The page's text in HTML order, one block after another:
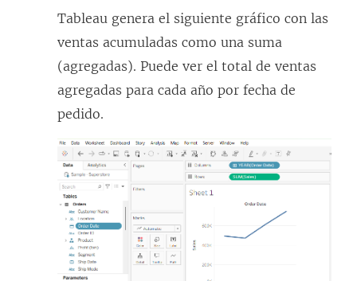
Tableau genera el siguiente gráfico con las
ventas acumuladas como una suma
(agregadas). Puede ver el total de ventas
agregadas para cada año por fecha de
pedido.